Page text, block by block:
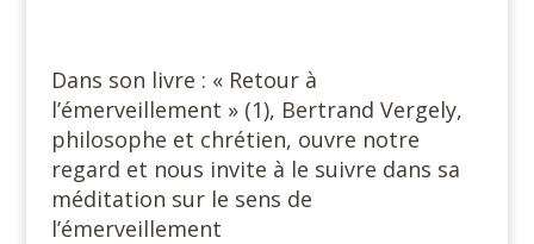
Dans son livre : « Retour à
l’émerveillement » (1), Bertrand Vergely,
philosophe et chrétien, ouvre notre
regard et nous invite à le suivre dans sa
méditation sur le sens de
l’émerveillement